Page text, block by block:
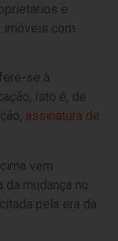
e
imóveis com
se à
isto é, de
assinatura de
vem
mudança no
pela era da